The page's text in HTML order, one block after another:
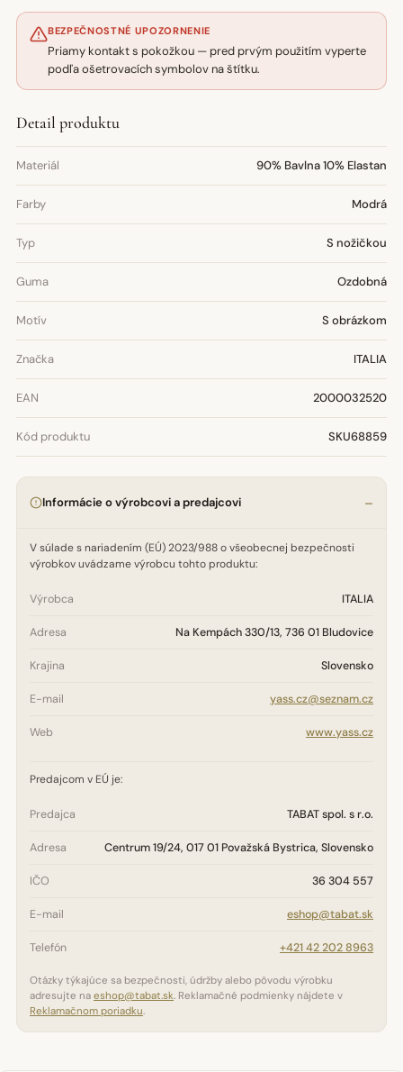
BEZPEČNOSTNÉ UPOZORNENIE
Priamy kontakt s pokožkou — pred prvým použitím vyperte
podľa ošetrovacích symbolov na štítku.
Detail produktu
Materiál 90% Bavlna 10% Elastan
Farby Modrá
Typ S nožičkou
Guma Ozdobná
Motív S obrázkom
Značka ITALIA
EAN 2000032520
Kód produktu SKU68859
Informácie o výrobcovi a predajcovi
V súlade s nariadením (EÚ) 2023/988 o všeobecnej bezpečnosti
výrobkov uvádzame výrobcu tohto produktu:
Výrobca ITALIA
Adresa Na Kempách 330/13, 736 01 Bludovice
Krajina Slovensko
E-mail yass.cz@seznam.cz
Web www.yass.cz
Predajcom v EÚ je:
Predajca TABAT spol. s r.o.
Adresa Centrum 19/24, 017 01 Považská Bystrica, Slovensko
IČO 36 304 557
E-mail eshop@tabat.sk
Telefón +421 42 202 8963
Otázky týkajúce sa bezpečnosti, údržby alebo pôvodu výrobku
adresujte na eshop@tabat.sk. Reklamačné podmienky nájdete v
Reklamačnom poriadku.